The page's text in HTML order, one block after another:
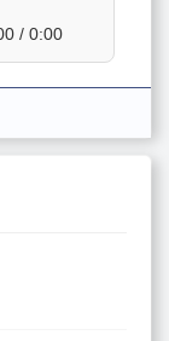
/ 0:00